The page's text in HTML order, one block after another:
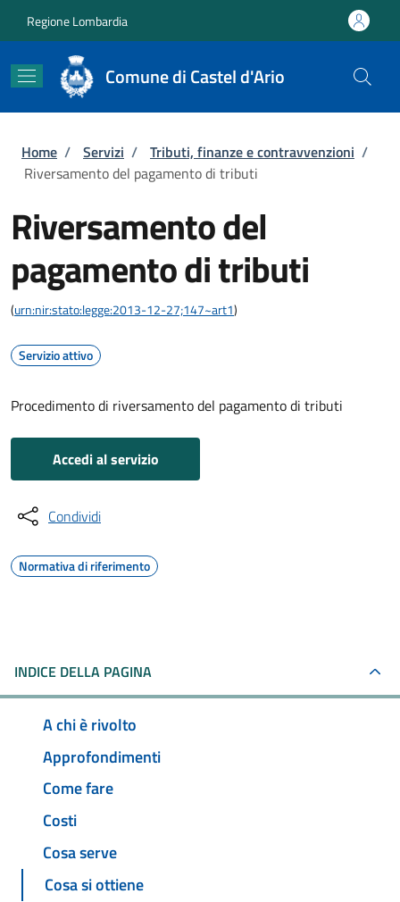
Regione Lombardia
Comune di Castel d'Ario
Briciole di pane
Home / Servizi / Tributi, finanze e contravvenzioni /
Riversamento del pagamento di tributi
Riversamento del
pagamento di tributi
(urn:nir:stato:legge:2013-12-27;147~art1)
Servizio attivo
Procedimento di riversamento del pagamento di tributi
Accedi al servizio
Condividi
Normativa di riferimento
INDICE DELLA PAGINA
A chi è rivolto
Approfondimenti
Come fare
Costi
Cosa serve
Cosa si ottiene